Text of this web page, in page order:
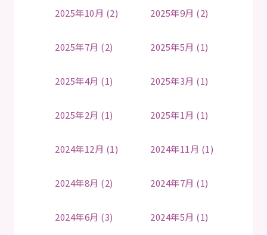
2025年10月 (2) 2025年9月 (2)
2025年7月 (2) 2025年5月 (1)
2025年4月 (1) 2025年3月 (1)
2025年2月 (1) 2025年1月 (1)
2024年12月 (1) 2024年11月 (1)
2024年8月 (2) 2024年7月 (1)
2024年6月 (3) 2024年5月 (1)